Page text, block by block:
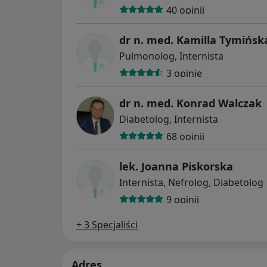
40 opinii
dr n. med. Kamilla
Pulmonolog, Internista
3 opinie
dr n. med. Konrad Walczak
Diabetolog, Internista
68 opinii
lek. Joanna Piskorska
Internista, Nefrolog, Diabetolog
9 opinii
+ 3 Specjaliści